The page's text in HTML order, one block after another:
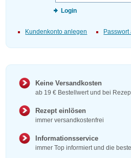
Login
Kundenkonto anlegen Passwort
Keine Versandkosten
ab 19 € Bestellwert und bei
Rezept einlösen
immer versandkostenfrei
Informationsservice
immer Top informiert und die